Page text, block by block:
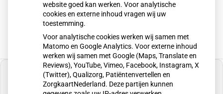
Deze content is vervangen.
website goed kan werken. Voor analytische
cookies en externe inhoud vragen wij uw
toestemming.
Voor analytische cookies werken wij samen met
Matomo en Google Analytics. Voor externe inhoud
werken wij samen met Google (Maps, Translate en
Reviews), YouTube, Vimeo, Facebook, Instagram, X
(Twitter), Qualizorg, Patiëntenvertellen en
ZorgkaartNederland. Deze partijen kunnen